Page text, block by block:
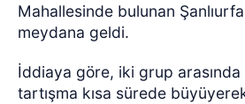
Mahallesinde bulunan
meydana geldi.
İddiaya göre, iki grup
tartışma kısa sürede